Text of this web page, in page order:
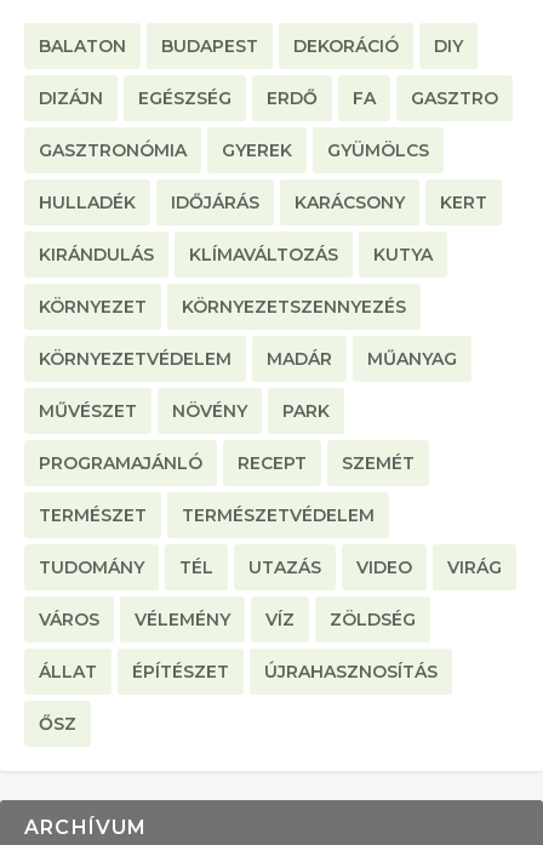
BALATON BUDAPEST DEKORÁCIÓ DIY
DIZÁJN EGÉSZSÉG ERDŐ FA GASZTRO
GASZTRONÓMIA GYEREK GYÜMÖLCS
HULLADÉK IDŐJÁRÁS KARÁCSONY KERT
KIRÁNDULÁS KLÍMAVÁLTOZÁS KUTYA
KÖRNYEZET KÖRNYEZETSZENNYEZÉS
KÖRNYEZETVÉDELEM MADÁR MŰANYAG
MŰVÉSZET NÖVÉNY PARK
PROGRAMAJÁNLÓ RECEPT SZEMÉT
TERMÉSZET TERMÉSZETVÉDELEM
TUDOMÁNY TÉL UTAZÁS VIDEO VIRÁG
VÁROS VÉLEMÉNY VÍZ ZÖLDSÉG
ÁLLAT ÉPÍTÉSZET ÚJRAHASZNOSÍTÁS
ŐSZ
ARCHÍVUM